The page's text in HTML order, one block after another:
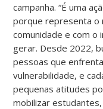
campanha. “É uma
porque representa o
comunidade e com o
gerar. Desde 2022,
pessoas que
vulnerabilidade, e
pequenas atitudes
mobilizar